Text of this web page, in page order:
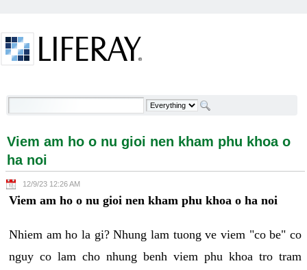
Viem am ho o nu gioi nen kham phu khoa o ha noi -
Viem am ho o nu gioi nen kham phu khoa o
ha noi
12/9/23 12:26 AM
Viem am ho o nu gioi nen kham phu khoa o ha noi
Nhiem am ho la gi? Nhung lam tuong ve viem "co be" co
nguy co lam cho nhung benh viem phu khoa tro tram